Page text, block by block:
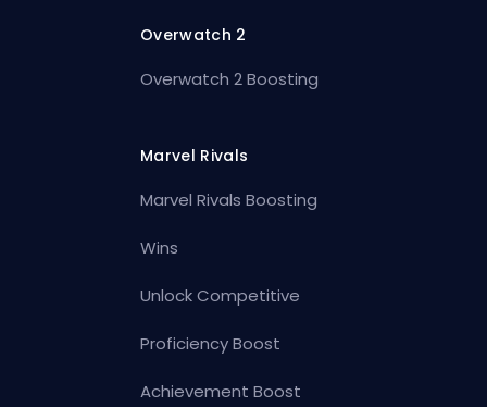
Overwatch 2
Overwatch 2 Boosting
Marvel Rivals
Marvel Rivals Boosting
Wins
Unlock Competitive
Proficiency Boost
Achievement Boost